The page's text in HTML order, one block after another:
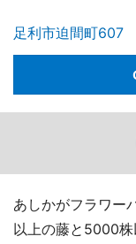
足利市迫間町607
あしかがフラワー
以上の藤と5000株